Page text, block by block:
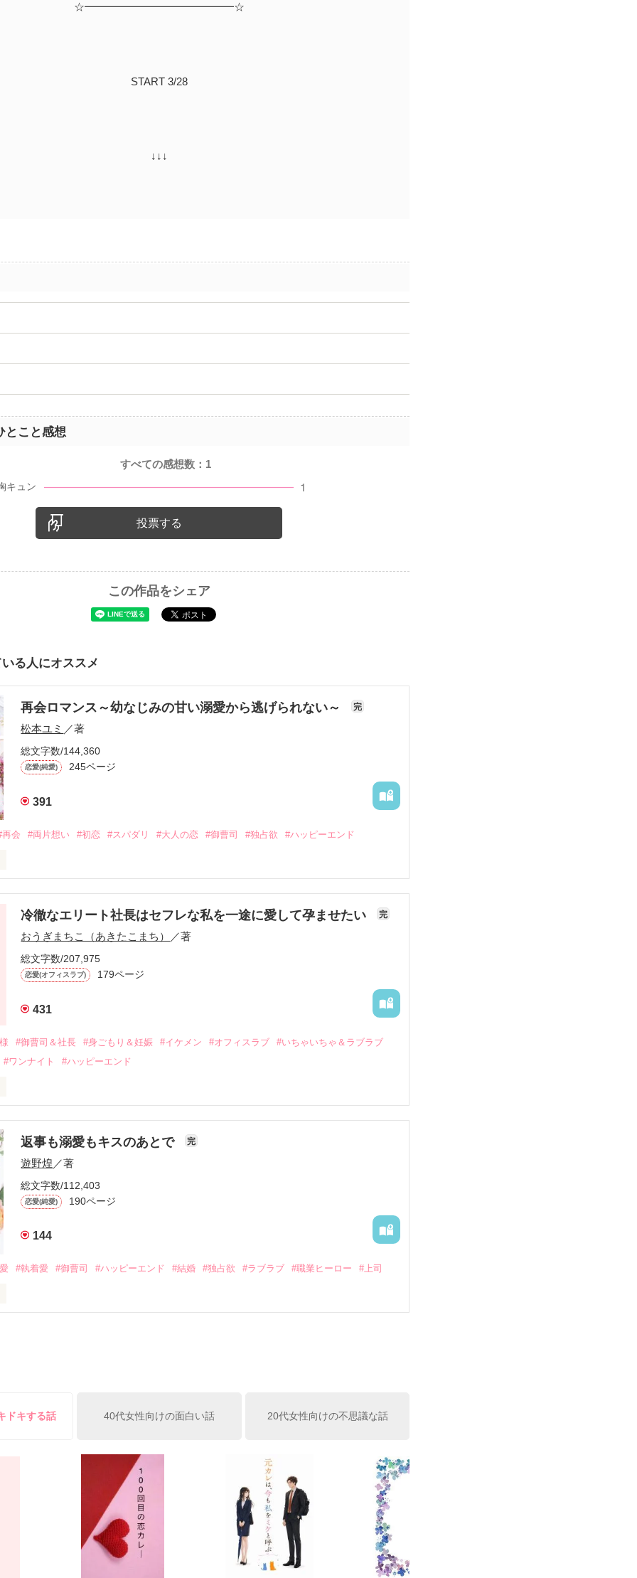
☆━━━━━━━━━━━━━━☆
START 3/28
↓↓↓
とこと感想
すべての感想数： 1
投票する
この作品をシェア
る人にオススメ
再会ロマンス～幼なじみの甘い溺愛から逃げられない～ 完
松本ユミ ／著
総文字数/144,360
恋愛(純愛) 245ページ
391
再会 #両片想い #初恋 #スパダリ #大人の恋 #御曹司 #独占欲 #ハッピーエンド
事をきっかけに二人の関係は壊れてしまう。
いまま、美桜は両親の離婚によって
り、哲平とも離れ離れになった。
ことから
を共にしてしまった。
平は美桜がストーカー被害に
知る。
哲平は同居を提案してきて――。
お)
作品を読む
冷徹なエリート社長はセフレな私を一途に愛して孕ませたい 完
おうぎまちこ（あきたこまち） ／著
総文字数/207,975
恋愛(オフィスラブ) 179ページ
431
#御曹司＆社長 #身ごもり＆妊娠 #イケメン #オフィスラブ
#いちゃいちゃ＆ラブラブ
#ワンナイト
#ハッピーエンド
しい職場でワンナイトした美青年と再会。なんと彼の正体は、とある財閥御曹司に
を離れて起業した新進気鋭の実業家、社内でも冷徹だと評判な社長――御影恭司その
い猫の世話係を命じられた美桜は、猫の世話を口実にしばしば呼び出された上、二
返事も溺愛もキスのあとで 完
遊野煌 ／著
総文字数/112,403
恋愛(純愛) 190ページ
144
#執着愛 #御曹司 #ハッピーエンド #結婚 #独占欲 #ラブラブ #職業ヒーロー #上司
俺の雛子』🦅
上司が見せる素顔は、なぜか想像以上に甘くて……🐥💓🦅
の画像も全てフリー素材です。
〜7.20完結です。
て恋愛トレンド1位でした〜良かったら読んで頂けると嬉しいです。
ドキする話 40代女性向けの面白い話 20代女性向けの不思議な話